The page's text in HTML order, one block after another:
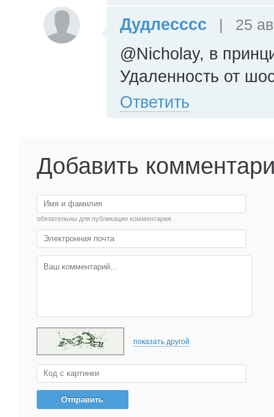
Дудлесссс
| 25
@Nicholay, в
Удаленность от
Ответить
Добавить
обязательны для публикации комментария
показать другой